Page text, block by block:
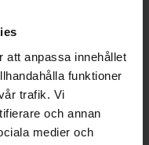
att anpassa innehållet
funktioner
trafik. Vi
och annan
medier och